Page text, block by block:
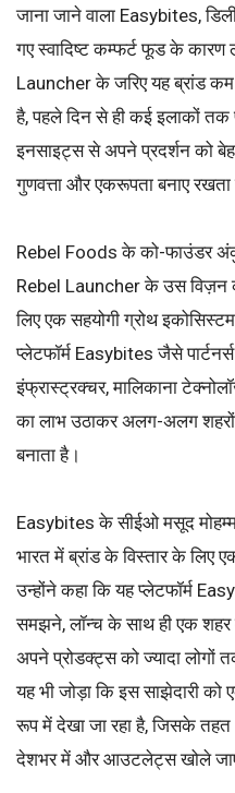
जाना जाने वाला Easybites,
गए स्वादिष्ट कम्फर्ट फूड के
Launcher के जरिए यह ब्रांड
है, पहले दिन से ही कई इलाकों तक
इनसाइट्स से अपने प्रदर्शन को
गुणवत्ता और एकरूपता बनाए रखता
Rebel Foods के को-फाउंडर
Rebel Launcher के उस विज़न
लिए एक सहयोगी ग्रोथ
प्लेटफॉर्म Easybites जैसे
इंफ्रास्ट्रक्चर, मालिकाना
का लाभ उठाकर अलग-अलग
बनाता है।
Easybites के सीईओ मसूद
भारत में ब्रांड के विस्तार के लिए
उन्होंने कहा कि यह प्लेटफॉर्म
समझने, लॉन्च के साथ ही एक
अपने प्रोडक्ट्स को ज्यादा लोगों
यह भी जोड़ा कि इस साझेदारी
रूप में देखा जा रहा है, जिसके
देशभर में और आउटलेट्स खोले